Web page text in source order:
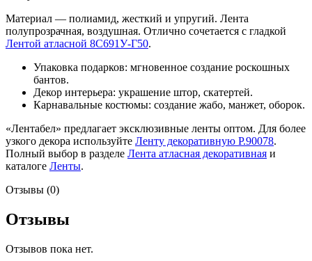
Материал — полиамид, жесткий и упругий. Лента
полупрозрачная, воздушная. Отлично сочетается с гладкой
Лентой атласной 8С691У-Г50.
Упаковка подарков: мгновенное создание роскошных
бантов.
Декор интерьера: украшение штор, скатертей.
Карнавальные костюмы: создание жабо, манжет, оборок.
«Лентабел» предлагает эксклюзивные ленты оптом. Для более
узкого декора используйте Ленту декоративную Р.90078.
Полный выбор в разделе Лента атласная декоративная и
каталоге Ленты.
Отзывы (0)
Отзывы
Отзывов пока нет.